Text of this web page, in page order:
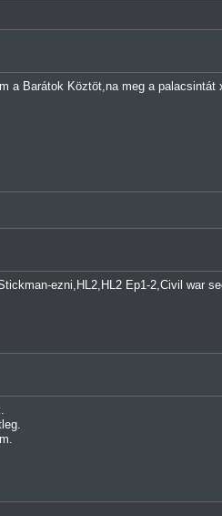
a Barátok Köztöt,na meg a
ezni,HL2,HL2 Ep1-2,Civil war